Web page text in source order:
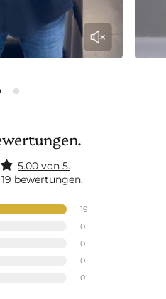
5.00 von 5.
bewertungen.
19
0
0
0
0